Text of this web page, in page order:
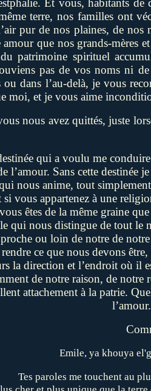
Et vous, habitants
terre, nos familles ont
pur de nos plaines, de
amour que nos grands-mères
patrimoine spirituel
pas de vos noms ni
dans l’au-delà, je vous
moi, et je vous aime
nous avez quittés, juste
qui a voulu me
l’amour. Sans cette destinée
nous anime, tout
si vous appartenez à une
êtes de la même graine
qui nous distingue de tout
ou loin de notre de
ce que nous devons être,
la direction et l’endroit où il
de notre raison, de
attachement à la patrie.
Emile, ya khouya
Tes paroles me touchent au